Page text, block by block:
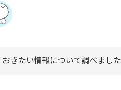
きたい情報について調べました